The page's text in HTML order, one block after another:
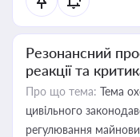
Резонансний
реакції та
Про що тема: Тема
цивільного
регулювання